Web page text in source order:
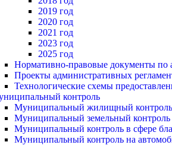
2019 год
2020 год
2021 год
2023 год
2025 год
Нормативно-правовые документы по
Проекты административных
Технологические схемы
контроль
Муниципальный жилищный контроль
Муниципальный земельный контроль
Муниципальный контроль в сфере
Муниципальный контроль на